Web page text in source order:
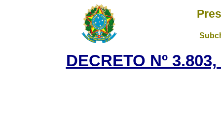
DECRETO Nº